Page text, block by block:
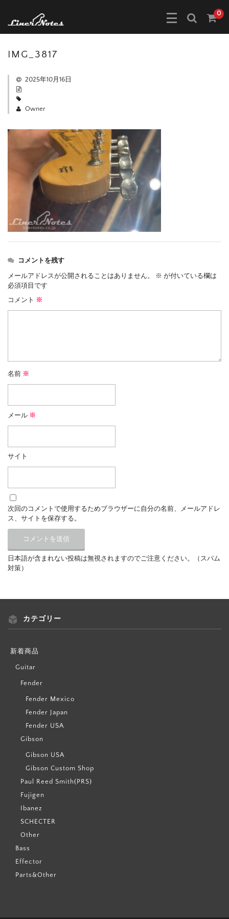
0
IMG_3817
2025年10月16日
Owner
コメントを残す
メールアドレスが公開されることはありません。 ※ が付いている欄は
必須項目です
コメント ※
名前 ※
メール ※
サイト
次回のコメントで使用するためブラウザーに自分の名前、メールアドレ
ス、サイトを保存する。
日本語が含まれない投稿は無視されますのでご注意ください。（スパム
対策）
カテゴリー
新着商品
Guitar
Fender
Fender Mexico
Fender Japan
Fender USA
Gibson
Gibson USA
Gibson Custom Shop
Paul Reed Smith(PRS)
Fujigen
Ibanez
SCHECTER
Other
Bass
Effector
Parts&Other